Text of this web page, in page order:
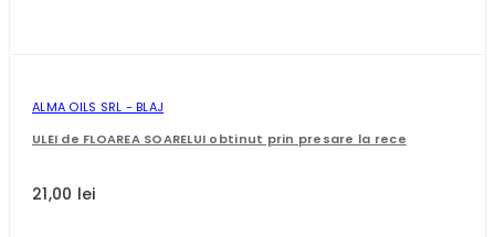
ALMA OILS SRL - BLAJ
ULEI de FLOAREA SOARELUI obtinut prin presare la rece
21,00 lei